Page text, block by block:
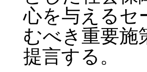
心を与えるセ
むべき重要施
提言する。